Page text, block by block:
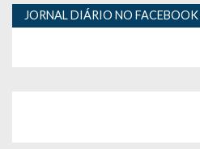
d
JORNAL DIÁRIO NO FACEBOOK